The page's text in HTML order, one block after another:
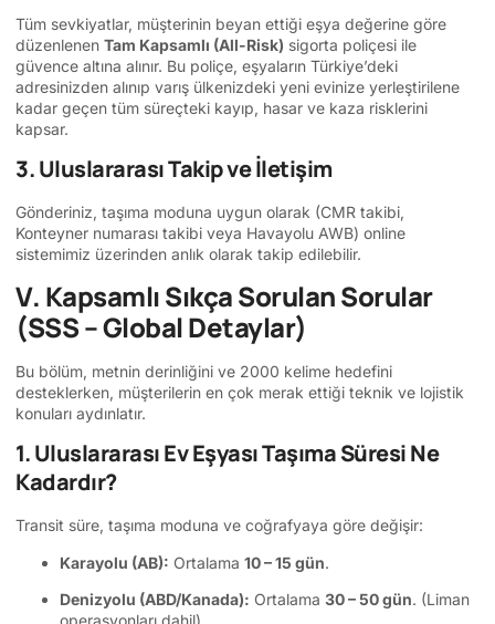
Tüm sevkiyatlar, müşterinin beyan ettiği eşya değerine göre
düzenlenen Tam Kapsamlı (All-Risk) sigorta poliçesi ile
güvence altına alınır. Bu poliçe, eşyaların Türkiye’deki
adresinizden alınıp varış ülkenizdeki yeni evinize yerleştirilene
kadar geçen tüm süreçteki kayıp, hasar ve kaza risklerini
kapsar.
3. Uluslararası Takip ve İletişim
Gönderiniz, taşıma moduna uygun olarak (CMR takibi,
Konteyner numarası takibi veya Havayolu AWB) online
sistemimiz üzerinden anlık olarak takip edilebilir.
V. Kapsamlı Sıkça Sorulan Sorular
(SSS – Global Detaylar)
Bu bölüm, metnin derinliğini ve 2000 kelime hedefini
desteklerken, müşterilerin en çok merak ettiği teknik ve lojistik
konuları aydınlatır.
1. Uluslararası Ev Eşyası Taşıma Süresi Ne
Kadardır?
Transit süre, taşıma moduna ve coğrafyaya göre değişir:
Karayolu (AB): Ortalama 10 – 15 gün.
Denizyolu (ABD/Kanada): Ortalama 30 – 50 gün. (Liman
operasyonları dahil)